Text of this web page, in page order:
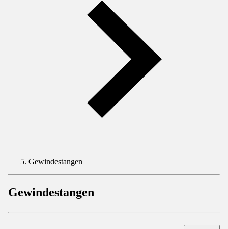
Gewindestangen
Gewindestangen